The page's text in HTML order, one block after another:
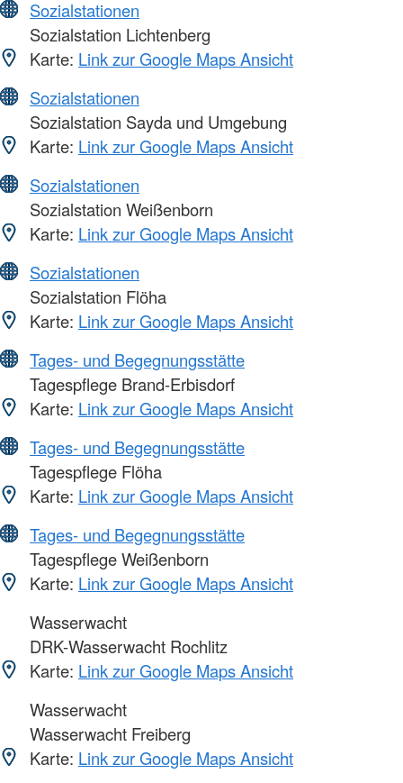
Sozialstationen
Sozialstation Lichtenberg
Karte: Link zur Google Maps Ansicht
Sozialstationen
Sozialstation Sayda und Umgebung
Karte: Link zur Google Maps Ansicht
Sozialstationen
Sozialstation Weißenborn
Karte: Link zur Google Maps Ansicht
Sozialstationen
Sozialstation Flöha
Karte: Link zur Google Maps Ansicht
Tages- und Begegnungsstätte
Tagespflege Brand-Erbisdorf
Karte: Link zur Google Maps Ansicht
Tages- und Begegnungsstätte
Tagespflege Flöha
Karte: Link zur Google Maps Ansicht
Tages- und Begegnungsstätte
Tagespflege Weißenborn
Karte: Link zur Google Maps Ansicht
Wasserwacht
DRK-Wasserwacht Rochlitz
Karte: Link zur Google Maps Ansicht
Wasserwacht
Wasserwacht Freiberg
Karte: Link zur Google Maps Ansicht